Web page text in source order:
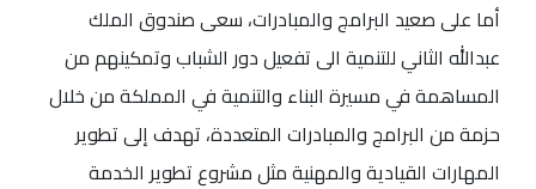
أما على صعيد البرامج والمبادرات، سعى صندوق الملك
عبدالله الثاني للتنمية الى تفعيل دور الشباب وتمكينهم من
المساهمة في مسيرة البناء والتنمية في المملكة من خلال
حزمة من البرامج والمبادرات المتعددة، تهدف إلى تطوير
المهارات القيادية والمهنية مثل مشروع تطوير الخدمة